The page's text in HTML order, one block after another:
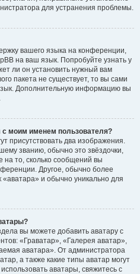
для устранения проблемы.
вашего языка на конференции,
на ваш язык. Попробуйте узнать у
ли он установить нужный вам
пакета не существует, то вы сами
Дополнительную информацию вы
моим именем пользователя?
присутствовать два изображения.
званию, обычно это звёздочки,
на то, сколько сообщений вы
Другое, обычно более
«аватара» и обычно уникально для
вы можете добавить аватару с
«Граватар», «Галерея аватар»,
аватара». От администратора
а также какие типы аватар могут
аватары, свяжитесь с